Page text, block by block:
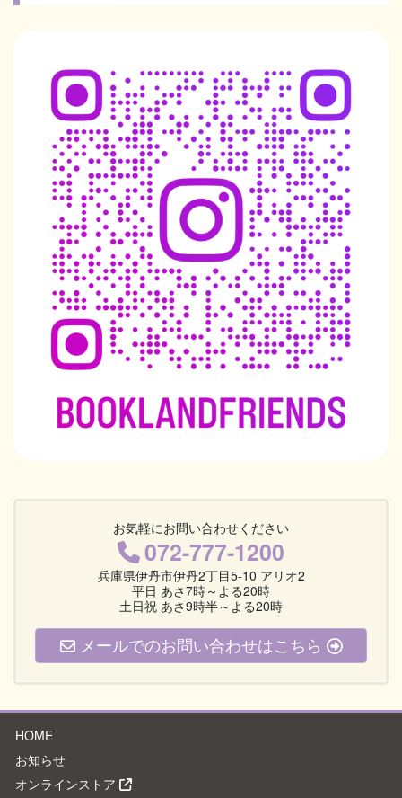
お気軽にお問い合わせください
072-777-1200
兵庫県伊丹市伊丹2丁目5-10 アリオ2
平日 あさ7時～よる20時
土日祝 あさ9時半～よる20時
メールでのお問い合わせはこちら
HOME
お知らせ
オンラインストア